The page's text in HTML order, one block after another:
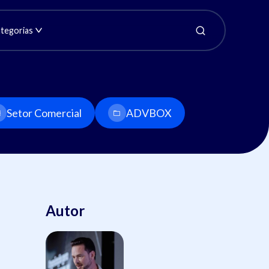
Setor Comercial ADVBOX
Autor